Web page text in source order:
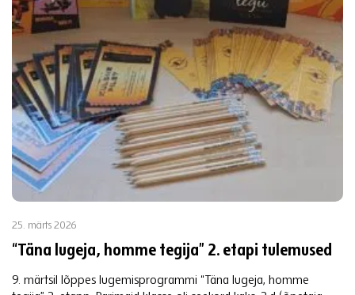
25. märts 2026
“Täna lugeja, homme tegija” 2. etapi tulemused
9. märtsil lõppes lugemisprogrammi “Täna lugeja, homme